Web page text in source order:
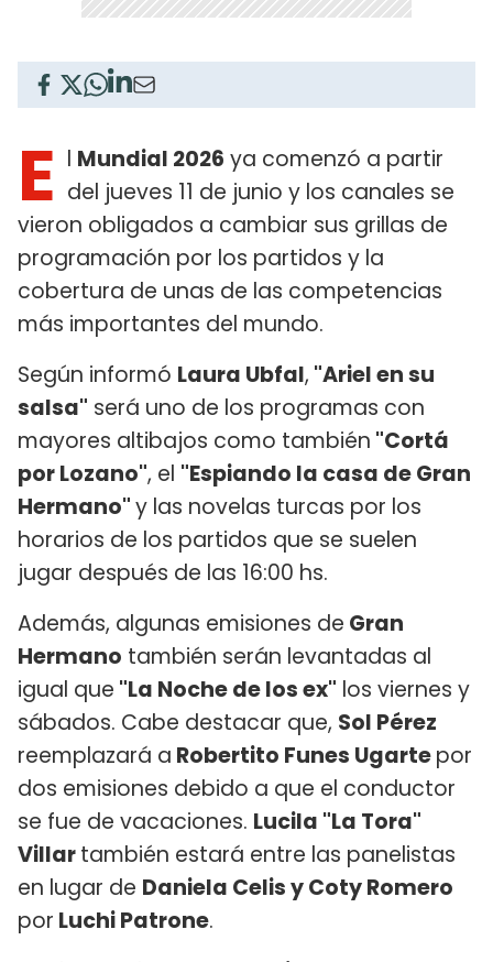
E l Mundial 2026 ya comenzó a partir
del jueves 11 de junio y los canales se
vieron obligados a cambiar sus grillas de
programación por los partidos y la
cobertura de unas de las competencias
más importantes del mundo.
Según informó Laura Ubfal, "Ariel en su
salsa" será uno de los programas con
mayores altibajos como también "Cortá
por Lozano", el "Espiando la casa de Gran
Hermano"y las novelas turcas por los
horarios de los partidos que se suelen
jugar después de las 16:00 hs.
Además, algunas emisiones de Gran
Hermano también serán levantadas al
igual que "La Noche de los ex" los viernes y
sábados. Cabe destacar que, Sol Pérez
reemplazará a Robertito Funes Ugartepor
dos emisiones debido a que el conductor
se fue de vacaciones. Lucila "La Tora"
Villartambién estará entre las panelistas
en lugar de Daniela Celis y Coty Romero
por Luchi Patrone.